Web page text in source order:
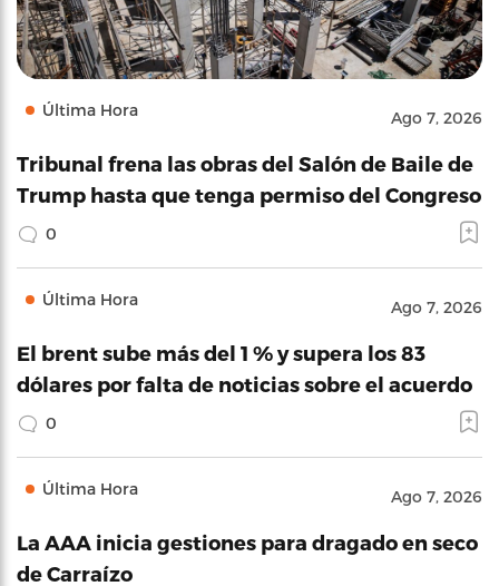
Última Hora Ago 7, 2026
Tribunal frena las obras del Salón de Baile de
Trump hasta que tenga permiso del Congreso
0
Última Hora Ago 7, 2026
El brent sube más del 1 % y supera los 83
dólares por falta de noticias sobre el acuerdo
0
Última Hora Ago 7, 2026
La AAA inicia gestiones para dragado en seco
de Carraízo